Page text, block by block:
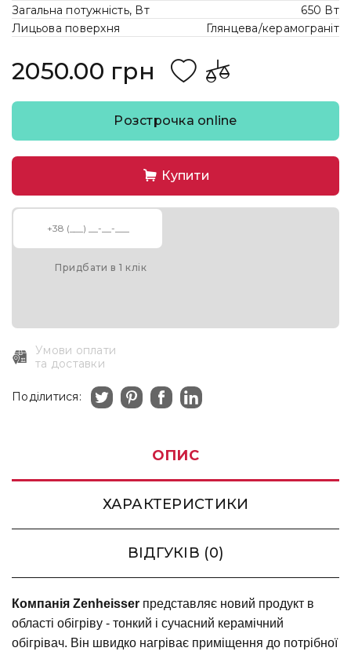
Загальна потужність, Вт
650 Вт
Лицьова поверхня
Глянцева/керамограніт
2050.00 грн
Розстрочка online
Купити
Придбати в 1 клік
Умови оплати
та доставки
Поділитися:
ОПИС
ХАРАКТЕРИСТИКИ
ВІДГУКІВ (0)
Компанія Zenheisser представляє новий продукт в
області обігріву - тонкий і сучасний керамічний
обігрівач. Він швидко нагріває приміщення до потрібної